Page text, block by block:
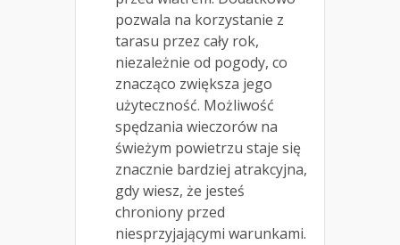
pozwala na korzystanie z
tarasu przez cały rok,
niezależnie od pogody, co
znacząco zwiększa jego
użyteczność. Możliwość
spędzania wieczorów na
świeżym powietrzu staje się
znacznie bardziej atrakcyjna,
gdy wiesz, że jesteś
chroniony przed
niesprzyjającymi warunkami.